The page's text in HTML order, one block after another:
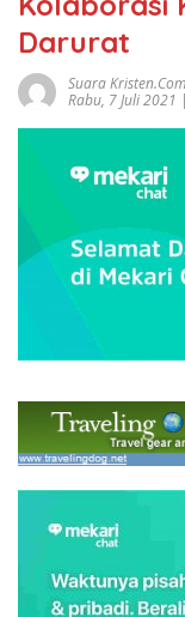
Darurat
Suara Kristen.com
Rabu, 7 Juli